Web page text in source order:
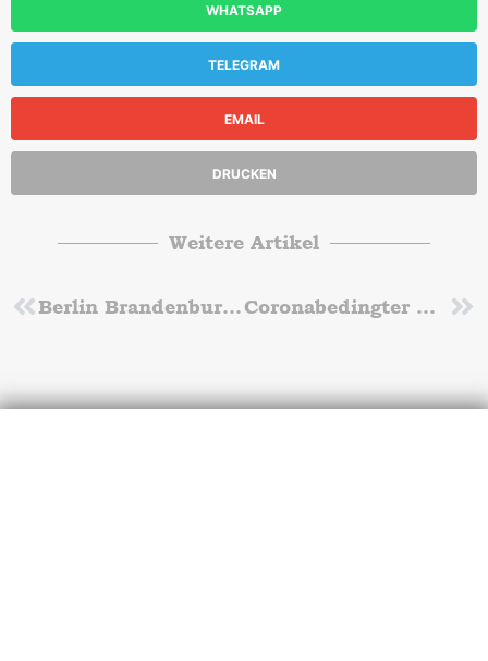
WHATSAPP
TELEGRAM
EMAIL
DRUCKEN
Weitere Artikel
Zurück Berlin Brandenburgische Winterwurf-Meisterschaften Coronabedingter Meistertitel